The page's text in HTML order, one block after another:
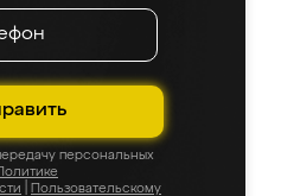
персональных
Пользовательскому